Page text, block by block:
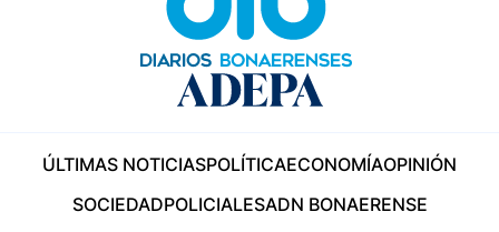
ÚLTIMAS NOTICIASPOLÍTICAECONOMÍAOPINIÓN
SOCIEDADPOLICIALESADN BONAERENSE